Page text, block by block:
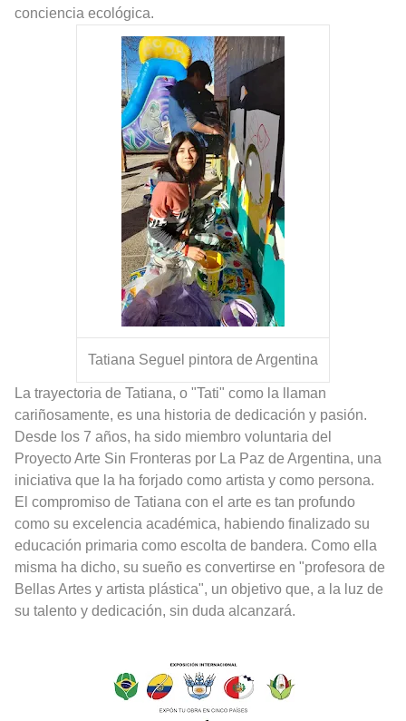
conciencia ecológica.
Tatiana Seguel pintora de Argentina
La trayectoria de Tatiana, o "Tati" como la llaman
cariñosamente, es una historia de dedicación y pasión.
Desde los 7 años, ha sido miembro voluntaria del
Proyecto Arte Sin Fronteras por La Paz de Argentina, una
iniciativa que la ha forjado como artista y como persona.
El compromiso de Tatiana con el arte es tan profundo
como su excelencia académica, habiendo finalizado su
educación primaria como escolta de bandera. Como ella
misma ha dicho, su sueño es convertirse en "profesora de
Bellas Artes y artista plástica", un objetivo que, a la luz de
su talento y dedicación, sin duda alcanzará.